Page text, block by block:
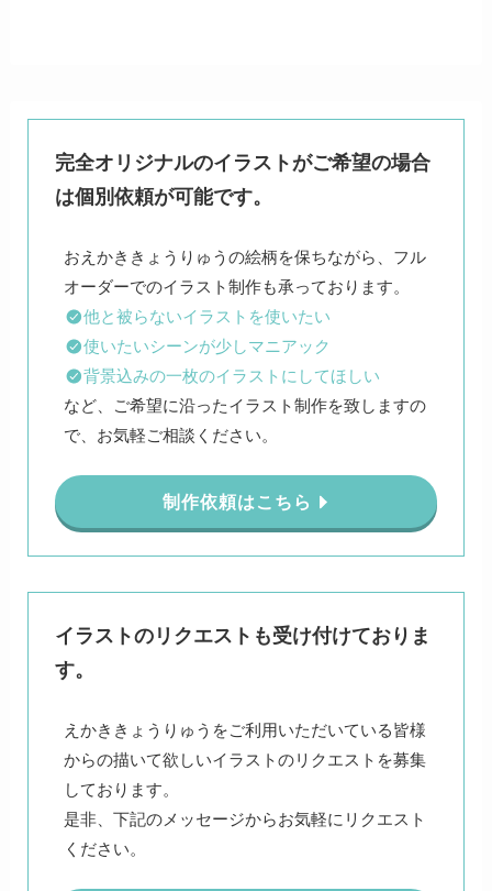
完全オリジナルのイラストがご希望の場合
は個別依頼が可能です。
おえかききょうりゅうの絵柄を保ちながら、フル
他と被らないイラストを使いたい
使いたいシーンが少しマニアック
背景込みの一枚のイラストにしてほしい
など、ご希望に沿ったイラスト制作を致しますの
で、お気軽ご相談ください。
制作依頼はこちら
イラストのリクエストも受け付けておりま
す。
えかききょうりゅうをご利用いただいている皆様
からの描いて欲しいイラストのリクエストを募集
しております。
是非、下記のメッセージからお気軽にリクエスト
ください。